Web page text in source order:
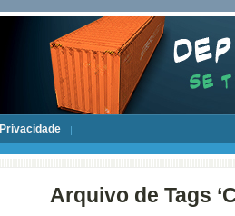
Privacidade
Arquivo de Tags